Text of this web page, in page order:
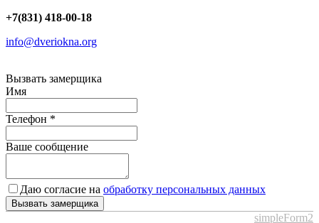
+7(831) 418-00-18
info@dveriokna.org
Вызвать замерщика
Имя
Телефон *
Ваше сообщение
Даю согласие на обработку персональных данных
Вызвать замерщика
simpleForm2